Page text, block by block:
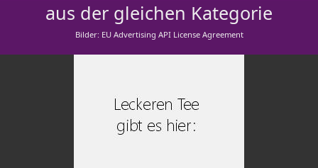
aus der gleichen Kategorie
Bilder: EU Advertising API License Agreement